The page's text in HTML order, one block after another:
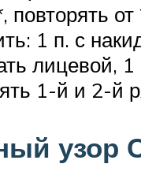
повторять
1 п. с
лицевой, 1
1-й и 2-й
узор